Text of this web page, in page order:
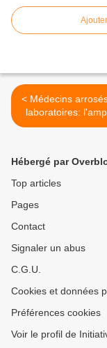
< Médecins arrosés par les
laboratoires:
drame
Hébergé par
Top articles
Pages
Contact
Signaler un abus
C.G.U.
Cookies et données
Préférences cookies
Voir le profil de